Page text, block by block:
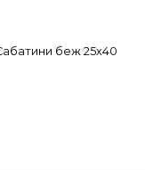
беж 25х40